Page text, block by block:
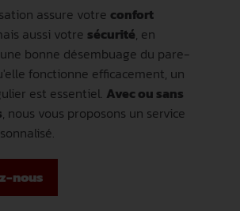
assure votre confort
aussi votre sécurité, en
bonne désembuage du pare-
fonctionne efficacement, un
est essentiel. Avec ou sans
, nous vous proposons un service
nous